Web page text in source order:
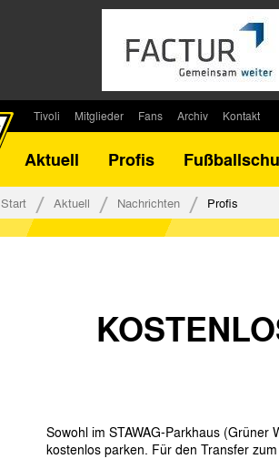
Tivoli
Stadionsprecher
Akkreditierungen
Verbotene Symbolik am Tivoli
Mitglieder
Kontakt
Fans
Fanbeirat
Fan-Klubs
Archiv
Bilanz DFB-Pokal
Kontakt
Aktuell
Profis
Start Aktuell Nachrichten Profis
Sowohl im STAWAG-Parkhaus
kostenlos parken. Für den Transfer